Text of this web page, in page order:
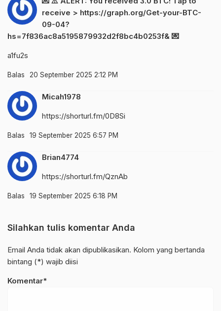
receive > https://graph.org/Get-your-BTC-
09-04?
hs=7f836ac8a5195879932d2f8bc4b0253f& 💌
a1fu2s
Balas 20 September 2025 2:12 PM
Micah1978
https://shorturl.fm/0D8Si
Balas 19 September 2025 6:57 PM
Brian4774
https://shorturl.fm/QznAb
Balas 19 September 2025 6:18 PM
Silahkan tulis komentar Anda
Email Anda tidak akan dipublikasikan. Kolom yang bertanda
bintang (*) wajib diisi
Komentar*